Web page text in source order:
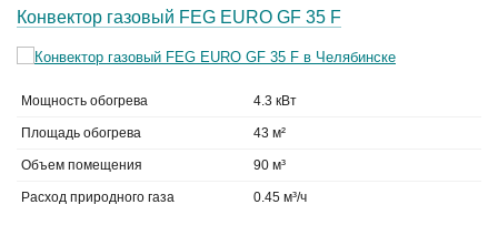
Конвектор газовый FEG EURO GF 35 F
Мощность обогрева 4.3 кВт
Площадь обогрева 43 м²
Объем помещения 90 м³
Расход природного газа 0.45 м³/ч